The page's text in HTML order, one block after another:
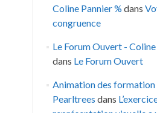
Coline Pannier % dans
congruence
Le Forum Ouvert -
dans Le Forum Ouvert
Animation des formation
Pearltrees dans